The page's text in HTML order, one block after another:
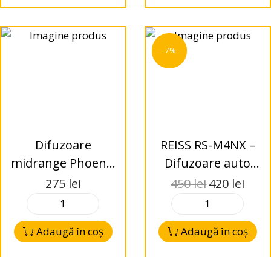
Difuzoare
midrange Phoenix
Gold ZP65 – 6.5″
(165mm), 175 W
RMS, 4 Ω
275 lei
Adaugă în coș
-7%
REISS RS-M4NX –
Difuzoare auto
mid-range 10 cm
450lei420 lei
Adaugă în coș